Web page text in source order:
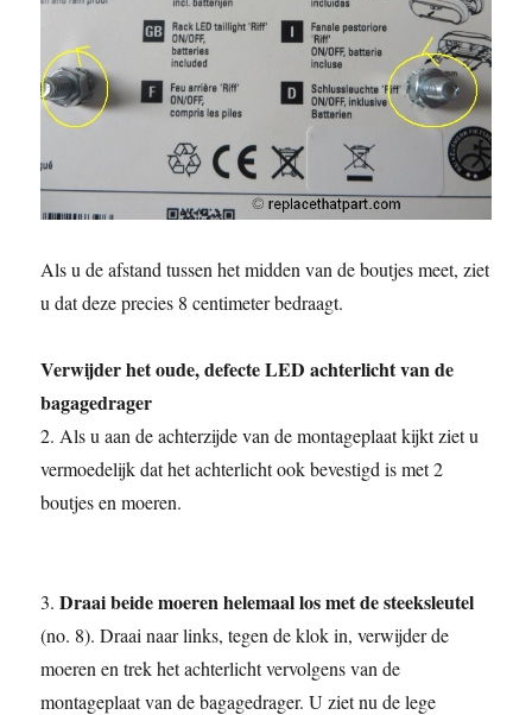
Als u de afstand tussen het midden van de boutjes meet, ziet
u dat deze precies 8 centimeter bedraagt.
Verwijder het oude, defecte LED achterlicht van de
bagagedrager
2. Als u aan de achterzijde van de montageplaat kijkt ziet u
vermoedelijk dat het achterlicht ook bevestigd is met 2
boutjes en moeren.
3.Draai beide moeren helemaal los met de steeksleutel
(no. 8). Draai naar links, tegen de klok in, verwijder de
moeren en trek het achterlicht vervolgens van de
montageplaat van de bagagedrager. U ziet nu de lege